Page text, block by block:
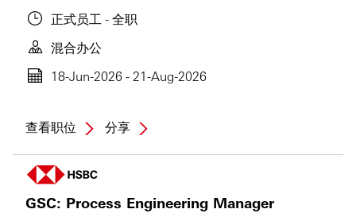
正式员工 - 全职
混合办公
18-Jun-2026 - 21-Aug-2026
查看职位 分享
GSC: Process Engineering Manager